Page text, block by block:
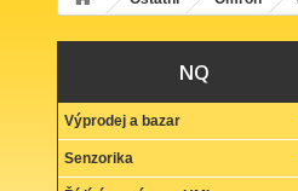
NQ
Výprodej a bazar
Senzorika